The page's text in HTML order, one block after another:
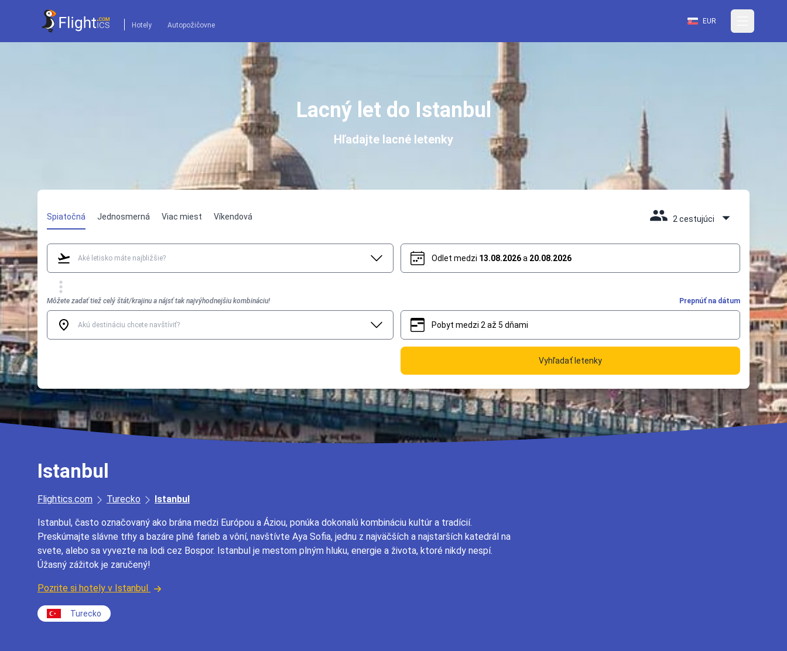
Hotely Autopožičovne EUR
Lacný let do Istanbul
Hľadajte lacné letenky
Spiatočná Jednosmerná Viac miest Víkendová 2 cestujúci
Odlet medzi 13.08.2026a 20.08.2026
Môžete zadať tiež celý štát/krajinu a nájsť tak najvýhodnejšiu kombináciu! Prepnúť na dátum
Pobyt medzi 2 až 5 dňami
Vyhľadať letenky
Istanbul
Flightics.com Turecko Istanbul
Istanbul, často označovaný ako brána medzi Európou a Áziou, ponúka dokonalú kombináciu kultúr a tradícií.
Preskúmajte slávne trhy a bazáre plné farieb a vôní, navštívte Aya Sofia, jednu z najväčších a najstarších katedrál na
svete, alebo sa vyvezte na lodi cez Bospor. Istanbul je mestom plným hluku, energie a života, ktoré nikdy nespí.
Úžasný zážitok je zaručený!
Pozrite si hotely v Istanbul
Turecko